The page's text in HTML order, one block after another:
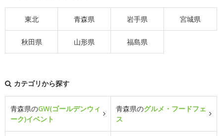
東北 青森県 岩手県 宮城県
秋田県 山形県 福島県
カテゴリから探す
青森県のGW(ゴールデンウィ
ーク)イベント
青森県のグルメ・フードフェ
ス